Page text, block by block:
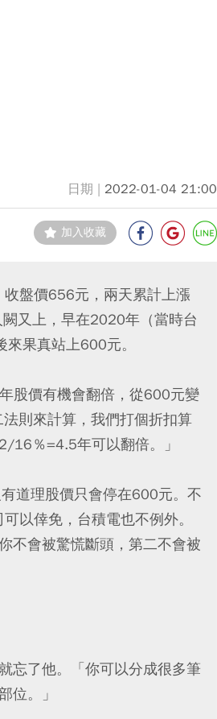
2022-01-04 21:00
加入收藏
盤價656元，兩天累計上漲
又上，早在2020年（當時台
果真站上600元。
股價有機會翻倍，從600元變
則來計算，我們打個折扣算
16％=4.5年可以翻倍。」
道理股價只會停在600元。不
以倖免，台積電也不例外。
不會被驚慌斷頭，第二不會被
忘了他。「你可以分成很多筆
位。」